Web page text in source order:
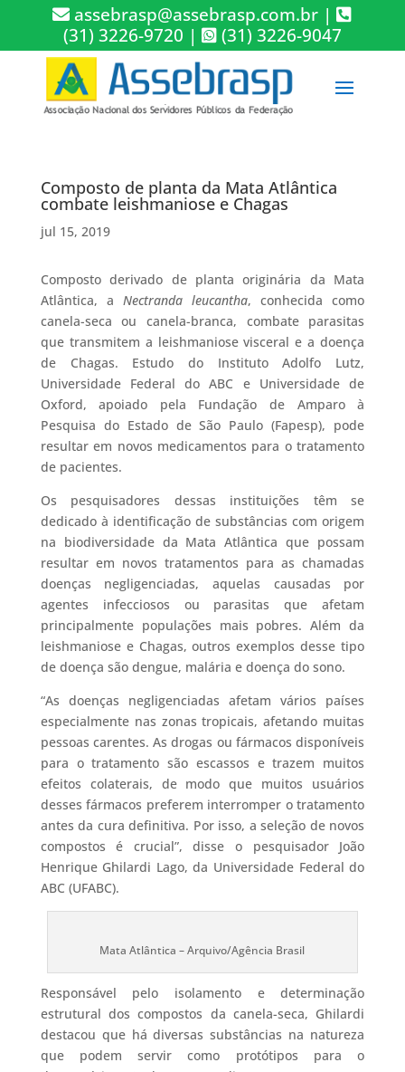
assebrasp@assebrasp.com.br |
(31) 3226-9720 | (31) 3226-9047
Composto de planta da Mata Atlântica
combate leishmaniose e Chagas
jul 15, 2019
Composto derivado de planta originária da Mata
Atlântica, a Nectranda leucantha, conhecida como
canela-seca ou canela-branca, combate parasitas
que transmitem a leishmaniose visceral e a doença
de Chagas. Estudo do Instituto Adolfo Lutz,
Universidade Federal do ABC e Universidade de
Oxford, apoiado pela Fundação de Amparo à
Pesquisa do Estado de São Paulo (Fapesp), pode
resultar em novos medicamentos para o tratamento
de pacientes.
Os pesquisadores dessas instituições têm se
dedicado à identificação de substâncias com origem
na biodiversidade da Mata Atlântica que possam
resultar em novos tratamentos para as chamadas
doenças negligenciadas, aquelas causadas por
agentes infecciosos ou parasitas que afetam
principalmente populações mais pobres. Além da
leishmaniose e Chagas, outros exemplos desse tipo
de doença são dengue, malária e doença do sono.
“As doenças negligenciadas afetam vários países
especialmente nas zonas tropicais, afetando muitas
pessoas carentes. As drogas ou fármacos disponíveis
para o tratamento são escassos e trazem muitos
efeitos colaterais, de modo que muitos usuários
desses fármacos preferem interromper o tratamento
antes da cura definitiva. Por isso, a seleção de novos
compostos é crucial”, disse o pesquisador João
Henrique Ghilardi Lago, da Universidade Federal do
ABC (UFABC).
Mata Atlântica – Arquivo/Agência Brasil
Responsável pelo isolamento e determinação
estrutural dos compostos da canela-seca, Ghilardi
destacou que há diversas substâncias na natureza
que podem servir como protótipos para o